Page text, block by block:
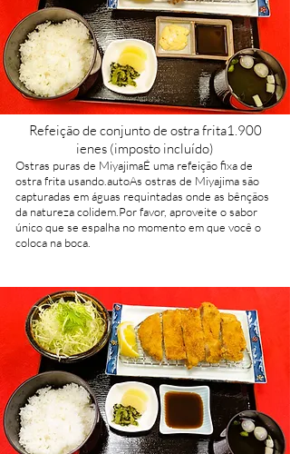
Refeição de conjunto de ostra frita1.900
ienes (imposto incluído)​
Ostras puras de MiyajimaÉ uma refeição fixa de
ostra frita usando.autoAs ostras de Miyajima são
capturadas em águas requintadas onde as bênçãos
da natureza colidem. Por favor, aproveite o sabor
único que se espalha no momento em que você o
coloca na boca.